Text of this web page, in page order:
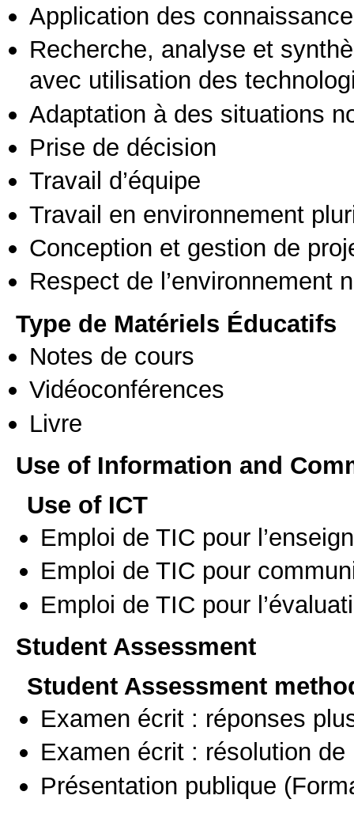
Application des
Recherche, analyse et
avec utilisation des
Adaptation à des situations
Prise de décision
Travail d’équipe
Travail en environnement
Conception et gestion de
Respect de l’environnement
Type de Matériels Éducatifs
Notes de cours
Vidéoconférences
Livre
Use of Information and
Use of ICT
Emploi de TIC pour
Emploi de TIC pour
Emploi de TIC pour
Student Assessment
Student Assessment
Examen écrit : réponses
Examen écrit : résolution de
Présentation publique